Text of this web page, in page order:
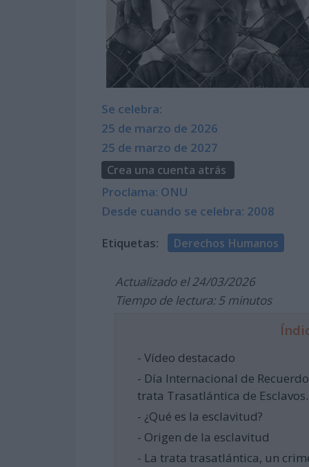
Se celebra:
25 de marzo de 2026
25 de marzo de 2027
Crea una cuenta atrás
Proclama: ONU
Desde cuando se celebra: 2008
Etiquetas: Derechos Humanos
Actualizado el 24/03/2026
Tiempo de lectura: 5 minutos
- Vídeo destacado
- Día Internacional de
trata Trasatlántica de
- ¿Qué es la esclavitud?
- Origen de la esclavitud
- La trata trasatlántica, un